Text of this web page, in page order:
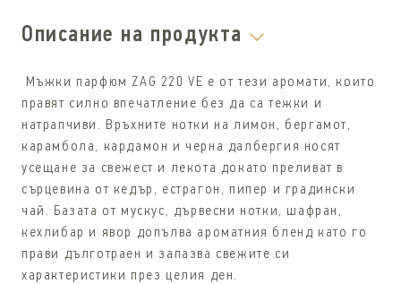
Описание на продукта
Мъжки парфюм ZAG 220 VE е от тези аромати, които
правят силно впечатление без да са тежки и
натрапчиви. Връхните нотки на лимон, бергамот,
карамбола, кардамон и черна далбергия носят
усещане за свежест и лекота докато преливат в
сърцевина от кедър, естрагон, пипер и градински
чай. Базата от мускус, дървесни нотки, шафран,
кехлибар и явор допълва ароматния бленд като го
прави дълготраен и запазва свежите си
характеристики през целия ден.